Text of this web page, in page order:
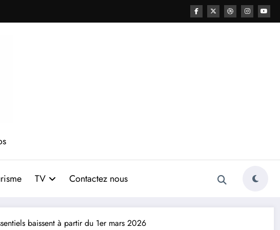
TV Contactez nous
baissent à partir du 1er mars 2026